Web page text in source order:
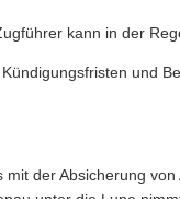
kann in der
und
der Absicherung